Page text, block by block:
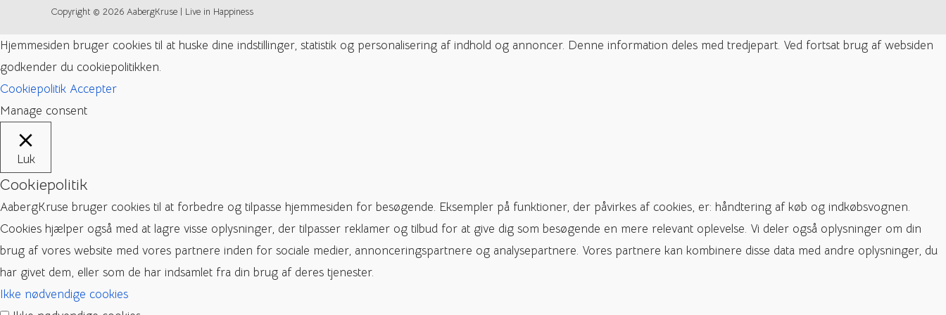
Copyright © 2026 AabergKruse | Live in Happiness
Hjemmesiden bruger cookies til at huske dine indstillinger, statistik og personalisering af indhold og annoncer. Denne information deles med tredjepart. Ved fortsat brug af websiden
godkender du cookiepolitikken.
Cookiepolitik Accepter
Manage consent
Luk
Cookiepolitik
AabergKruse bruger cookies til at forbedre og tilpasse hjemmesiden for besøgende. Eksempler på funktioner, der påvirkes af cookies, er: håndtering af køb og indkøbsvognen.
Cookies hjælper også med at lagre visse oplysninger, der tilpasser reklamer og tilbud for at give dig som besøgende en mere relevant oplevelse. Vi deler også oplysninger om din
brug af vores website med vores partnere inden for sociale medier, annonceringspartnere og analysepartnere. Vores partnere kan kombinere disse data med andre oplysninger, du
har givet dem, eller som de har indsamlet fra din brug af deres tjenester.
Ikke nødvendige cookies